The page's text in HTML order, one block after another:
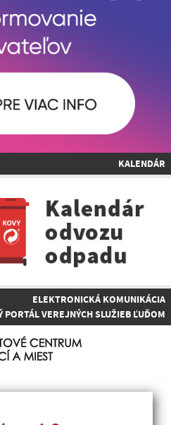
KALENDÁR
ELEKTRONICKÁ KOMUNIKÁCIA
PORTÁL VEREJNÝCH SLUŽIEB ĽUĎOM